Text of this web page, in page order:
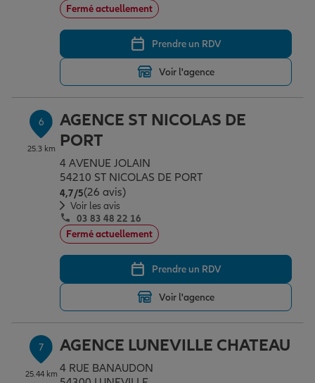
Fermé actuellement
Prendre un RDV
Voir l'agence
6
25.3 km
AGENCE ST NICOLAS DE
PORT
4 AVENUE JOLAIN
54210 ST NICOLAS DE PORT
4,7/5Note de 4.7 sur 5
(26 avis)
Voir les avis
03 83 48 22 16
Fermé actuellement
Prendre un RDV
Voir l'agence
7
25.44 km
AGENCE LUNEVILLE CHATEAU
4 RUE BANAUDON